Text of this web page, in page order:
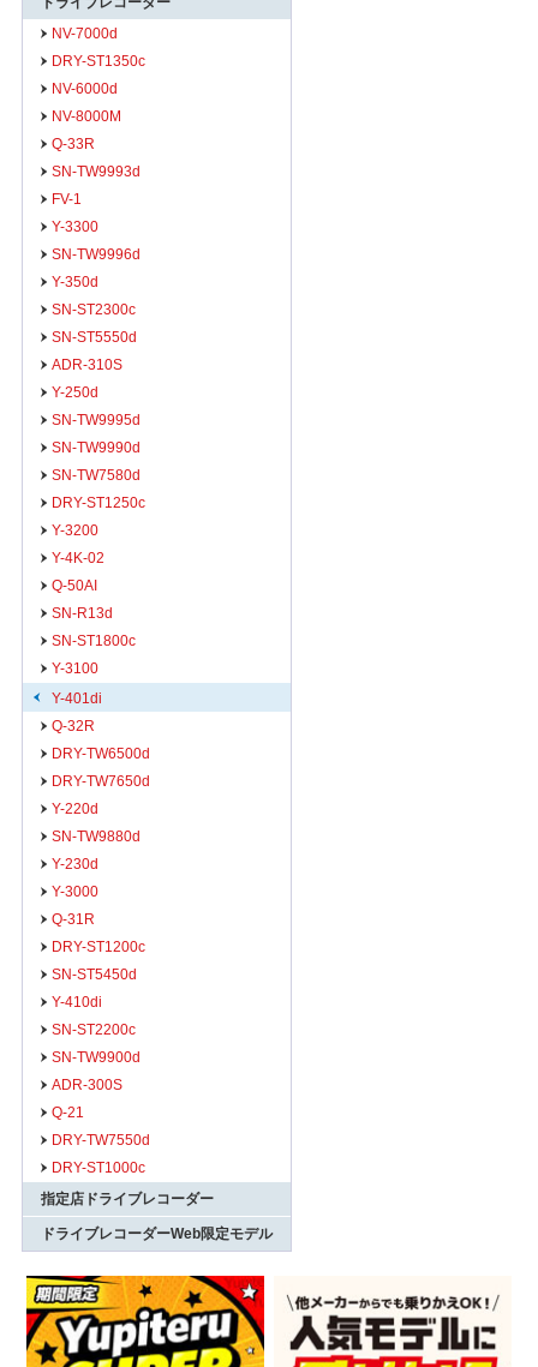
NV-7000d
DRY-ST1350c
NV-6000d
NV-8000M
Q-33R
SN-TW9993d
FV-1
Y-3300
SN-TW9996d
Y-350d
SN-ST2300c
SN-ST5550d
ADR-310S
Y-250d
SN-TW9995d
SN-TW9990d
SN-TW7580d
DRY-ST1250c
Y-3200
Y-4K-02
Q-50AI
SN-R13d
SN-ST1800c
Y-3100
Y-401di
Q-32R
DRY-TW6500d
DRY-TW7650d
Y-220d
SN-TW9880d
Y-230d
Y-3000
Q-31R
DRY-ST1200c
SN-ST5450d
Y-410di
SN-ST2200c
SN-TW9900d
ADR-300S
Q-21
DRY-TW7550d
DRY-ST1000c
指定店ドライブレコーダー
ドライブレコーダーWeb限定モデル